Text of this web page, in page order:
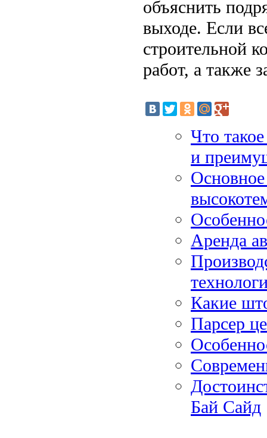
объяснить
выходе. Если
строительной
работ, а также
Что
и
Аренда
Какие
Парсер
Бай Сайд